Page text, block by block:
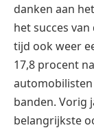
danken aan
het succes
tijd ook weer
17,8 procent
banden. Vorig
belangrijkste